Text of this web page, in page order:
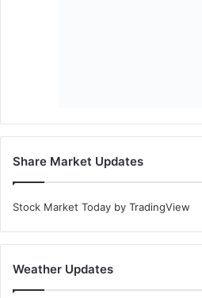
© Copyright 2026, All Rights
Manage By - KP